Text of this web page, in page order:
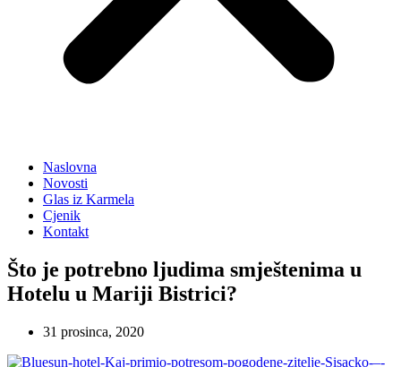
Naslovna
Novosti
Glas iz Karmela
Cjenik
Kontakt
Što je potrebno ljudima smještenima u
Hotelu u Mariji Bistrici?
31 prosinca, 2020